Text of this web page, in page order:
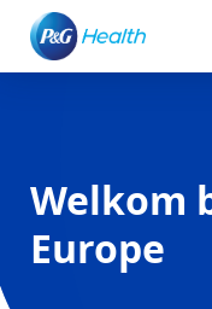
Welkom
Europe